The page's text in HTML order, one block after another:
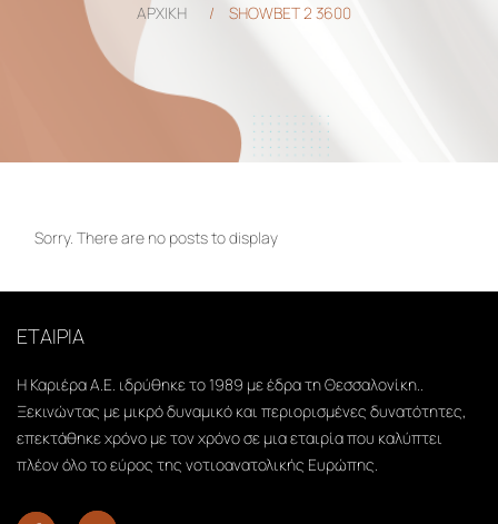
ΑΡΧΙΚΗ / SHOWBET 2 3600
Sorry. There are no posts to display
ΕΤΑΙΡΙΑ
Η Καριέρα Α.Ε. ιδρύθηκε το 1989 με έδρα τη Θεσσαλονίκη..
Ξεκινώντας με μικρό δυναμικό και περιορισμένες δυνατότητες,
επεκτάθηκε χρόνο με τον χρόνο σε μια εταιρία που καλύπτει
πλέον όλο το εύρος της νοτιοανατολικής Ευρώπης.